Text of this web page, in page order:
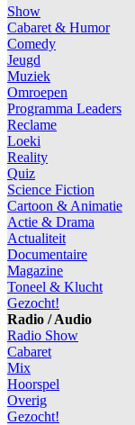
Show
Cabaret & Humor
Comedy
Jeugd
Muziek
Omroepen
Programma Leaders
Reclame
Loeki
Reality
Quiz
Science Fiction
Cartoon & Animatie
Actie & Drama
Actualiteit
Documentaire
Magazine
Toneel & Klucht
Gezocht!
Radio / Audio
Radio Show
Cabaret
Mix
Hoorspel
Overig
Gezocht!